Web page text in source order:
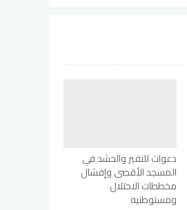
دعوات للنفير والحشد في
المسجد الأقصى وإفشال
مخططات الاحتلال
ومستوطنيه